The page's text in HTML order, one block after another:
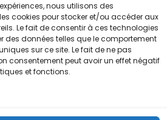
nous utilisons des
cookies pour stocker et/ou accéder aux
Le fait de consentir à ces technologies
des données telles que le comportement
sur ce site. Le fait de ne pas
consentement peut avoir un effet négatif
et fonctions.
ebc66.fr